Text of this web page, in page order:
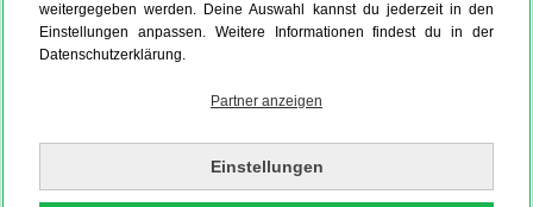
weitergegeben werden. Deine Auswahl kannst du jederzeit in den
Einstellungen anpassen. Weitere Informationen findest du in der
Datenschutzerklärung.
Partner anzeigen
Einstellungen